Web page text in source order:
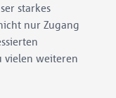
starkes
nur Zugang
vielen weiteren